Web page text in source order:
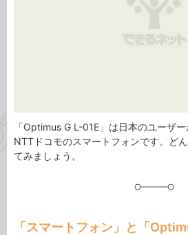
「Optimus G L-01E」は日本のユーザ
NTTドコモのスマートフォンです。ど
てみましょう。
「スマートフォン」と「